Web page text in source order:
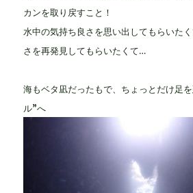
カンを取り戻すこと！
水中の気持ち良さを思い出してもらいた
さを再発見してもらいたくて…
海もベタ凪だったもで、ちょっとだけ足
ル”へ